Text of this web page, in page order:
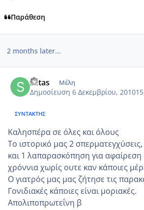
Παράθεση
2 months later...
setas Μέλη
Δημοσίευση 6 Δεκεμβρίου, 2010
ΣΥΝΤΆΚΤΗΣ
Καλησπέρα σε όλες και όλους
Το ιστορικό μας 2
και 1 λαπαρασκόπηση για
χρόννια χωρίς ουτε καν κάποιες
Ο γιατρός μας μας ζήτησε τις
Γονιδιακές κάποιες είναι μοριακές.
Απολιποπρωτεΐνη β